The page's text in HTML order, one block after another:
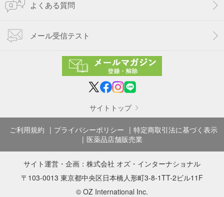
よくある質問
メール受信テスト
サイトトップ
ご利用規約 プライバシーポリシー
特定商取引法に基づく表示
医薬品店舗販売業
サイト運営・企画： 株式会社 オズ・インターナショナル
〒103-0013 東京都中央区日本橋人形町3-8-1TT-2ビル11F
© OZ International Inc.